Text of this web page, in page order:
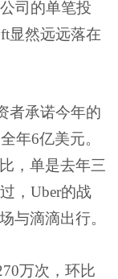
司的单笔投
显然远远落在
承诺今年的
年6亿美元。
，单是去年三
，Uber的战
与滴滴出行。
万次，环比